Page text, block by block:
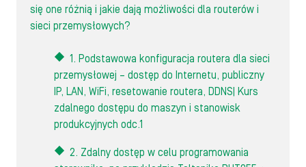
się one różnią i jakie dają możliwości dla routerów i
sieci przemysłowych?
1. Podstawowa konfiguracja routera dla sieci
przemysłowej – dostęp do Internetu, publiczny
IP, LAN, WiFi, resetowanie routera, DDNS| Kurs
zdalnego dostępu do maszyn i stanowisk
produkcyjnych odc.1
2. Zdalny dostęp w celu programowania